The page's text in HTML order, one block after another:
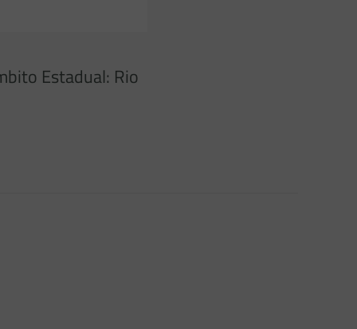
Estadual: Rio